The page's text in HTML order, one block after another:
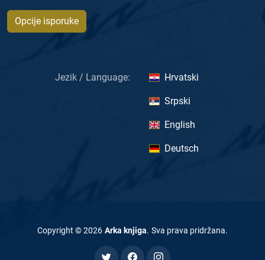
Opcije isporuke
Jezik / Language: Hrvatski
Srpski
English
Deutsch
Copyright ©2026 Arka knjiga. Sva prava pridržana.